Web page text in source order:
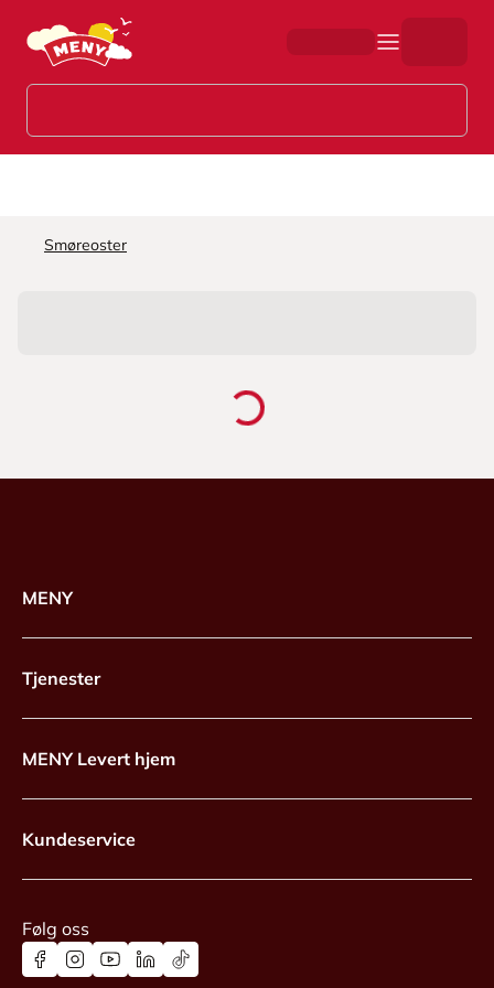
Hopp til hovedinnhold
Smøreoster
MENY
Tjenester
MENY Levert hjem
Kundeservice
Følg oss